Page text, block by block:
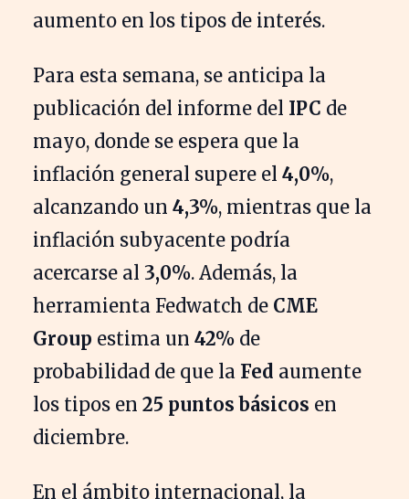
aumento en los tipos de interés.
Para esta semana, se anticipa la
publicación del informe del IPC de
mayo, donde se espera que la
inflación general supere el 4,0%,
alcanzando un 4,3%, mientras que la
inflación subyacente podría
acercarse al 3,0%. Además, la
herramienta Fedwatch de CME
Group estima un 42% de
probabilidad de que la Fed aumente
los tipos en 25 puntos básicos en
diciembre.
En el ámbito internacional, la